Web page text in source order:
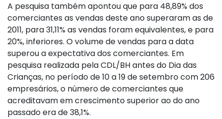
A pesquisa também apontou que para 48,89% dos
comerciantes as vendas deste ano superaram as de
2011, para 31,11% as vendas foram equivalentes, e para
20%, inferiores. O volume de vendas para a data
superou a expectativa dos comerciantes. Em
pesquisa realizada pela CDL/BH antes do Dia das
Crianças, no período de 10 a 19 de setembro com 206
empresários, o número de comerciantes que
acreditavam em crescimento superior ao do ano
passado era de 38,1%.